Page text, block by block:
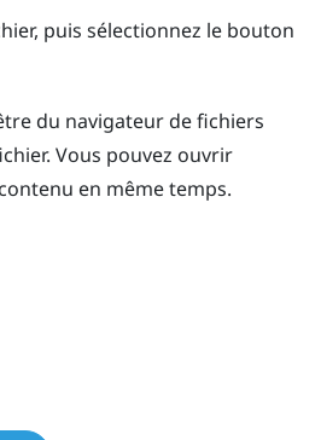
puis sélectionnez le bouton
du navigateur de fichiers
Vous pouvez ouvrir
en même temps.